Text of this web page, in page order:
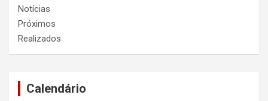
Notícias
Próximos
Realizados
Calendário